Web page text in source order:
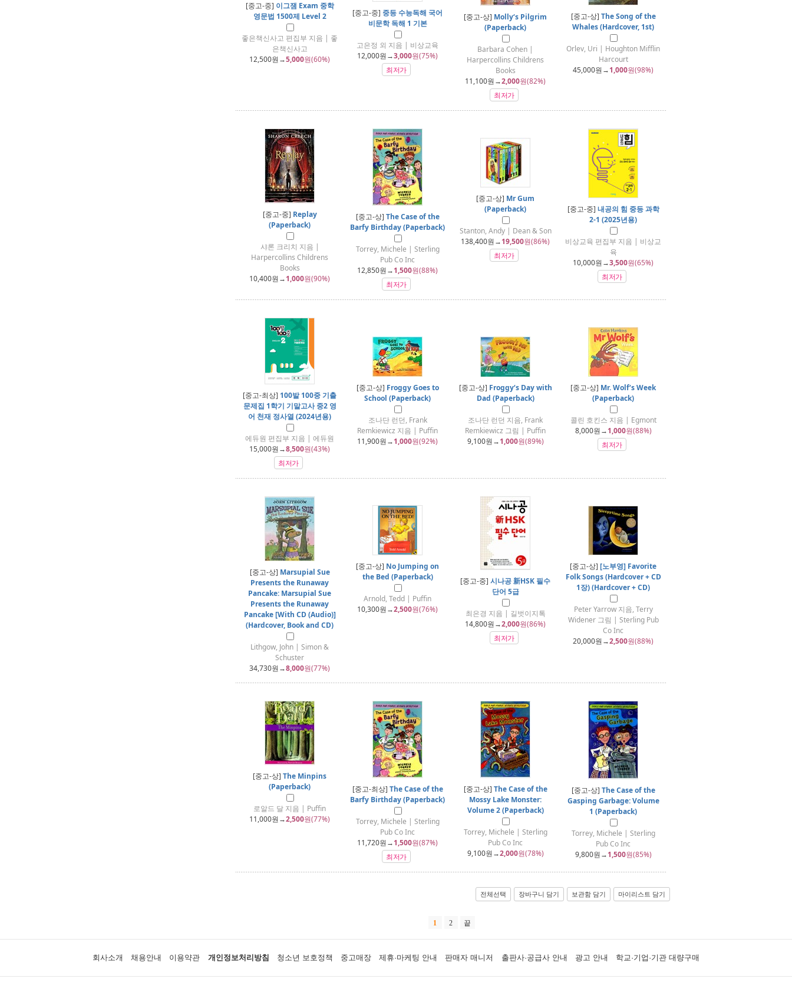
[중고-중] 이그잼 Exam 중학
영문법 1500제 Level 2
좋은책신사고 편집부 지음 | 좋
은책신사고
12,500원→5,000원(60%)
[중고-중] 중등 수능독해 국어
비문학 독해 1 기본
고은정 외 지음 | 비상교육
12,000원→3,000원(75%)
최저가
[중고-상] Molly‘s Pilgrim
(Paperback)
Barbara Cohen |
Harpercollins Childrens
Books
11,100원→2,000원(82%)
최저가
[중고-상] The Song of the
Whales (Hardcover, 1st)
Orlev, Uri | Houghton Mifflin
Harcourt
45,000원→1,000원(98%)
[중고-중] Replay
(Paperback)
샤론 크리치 지음 |
Harpercollins Childrens
Books
10,400원→1,000원(90%)
[중고-상] The Case of the
Barfy Birthday (Paperback)
Torrey, Michele | Sterling
Pub Co Inc
12,850원→1,500원(88%)
최저가
[중고-상] Mr Gum
(Paperback)
Stanton, Andy | Dean & Son
138,400원→19,500원(86%)
최저가
[중고-중] 내공의 힘 중등 과학
2-1 (2025년용)
비상교육 편집부 지음 | 비상교
육
10,000원→3,500원(65%)
최저가
[중고-최상] 100발 100중 기출
문제집 1학기 기말고사 중2 영
어 천재 정사열 (2024년용)
에듀원 편집부 지음 | 에듀원
15,000원→8,500원(43%)
최저가
[중고-상] Froggy Goes to
School (Paperback)
조나단 런던, Frank
Remkiewicz 지음 | Puffin
11,900원→1,000원(92%)
[중고-상] Froggy‘s Day with
Dad (Paperback)
조나단 런던 지음, Frank
Remkiewicz 그림 | Puffin
9,100원→1,000원(89%)
[중고-상] Mr. Wolf‘s Week
(Paperback)
콜린 호킨스 지음 | Egmont
8,000원→1,000원(88%)
최저가
[중고-상] Marsupial Sue
Presents the Runaway
Pancake: Marsupial Sue
Presents the Runaway
Pancake [With CD (Audio)]
(Hardcover, Book and CD)
Lithgow, John | Simon &
Schuster
34,730원→8,000원(77%)
[중고-상] No Jumping on
the Bed (Paperback)
Arnold, Tedd | Puffin
10,300원→2,500원(76%)
[중고-중] 시나공 新HSK 필수
단어 5급
최은경 지음 | 길벗이지톡
14,800원→2,000원(86%)
최저가
[중고-상] [노부영] Favorite
Folk Songs (Hardcover + CD
1장) (Hardcover + CD)
Peter Yarrow 지음, Terry
Widener 그림 | Sterling Pub
Co Inc
20,000원→2,500원(88%)
[중고-상] The Minpins
(Paperback)
로알드 달 지음 | Puffin
11,000원→2,500원(77%)
[중고-최상] The Case of the
Barfy Birthday (Paperback)
Torrey, Michele | Sterling
Pub Co Inc
11,720원→1,500원(87%)
최저가
[중고-상] The Case of the
Mossy Lake Monster:
Volume 2 (Paperback)
Torrey, Michele | Sterling
Pub Co Inc
9,100원→2,000원(78%)
[중고-상] The Case of the
Gasping Garbage: Volume
1 (Paperback)
Torrey, Michele | Sterling
Pub Co Inc
9,800원→1,500원(85%)
전체선택 장바구니 담기 보관함 담기 마이리스트 담기
1 2 끝
회사소개 채용안내 이용약관 개인정보처리방침 청소년 보호정책 중고매장 제휴·마케팅 안내 판매자 매니저 출판사·공급사 안내 광고 안내 학교·기업·기관 대량구매